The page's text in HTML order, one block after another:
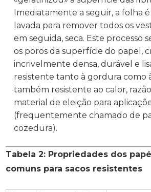
Imediatamente a seguir, a folha
lavada para remover todos os
em seguida, seca. Este processo
os poros da superfície do papel,
incrivelmente densa, durável e
resistente tanto à gordura como
também resistente ao calor,
material de eleição para
(frequentemente chamado de
cozedura).
Tabela 2: Propriedades dos
comuns para sacos resistentes